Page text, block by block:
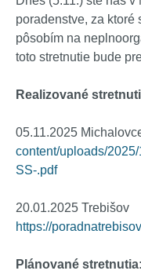
poradenstve, za
pôsobím na
toto stretnutie bude
Realizované
05.11.2025
content/uploads/
SS-.pdf
20.01.2025 Trebišov
https://
Plánované stretnutia: